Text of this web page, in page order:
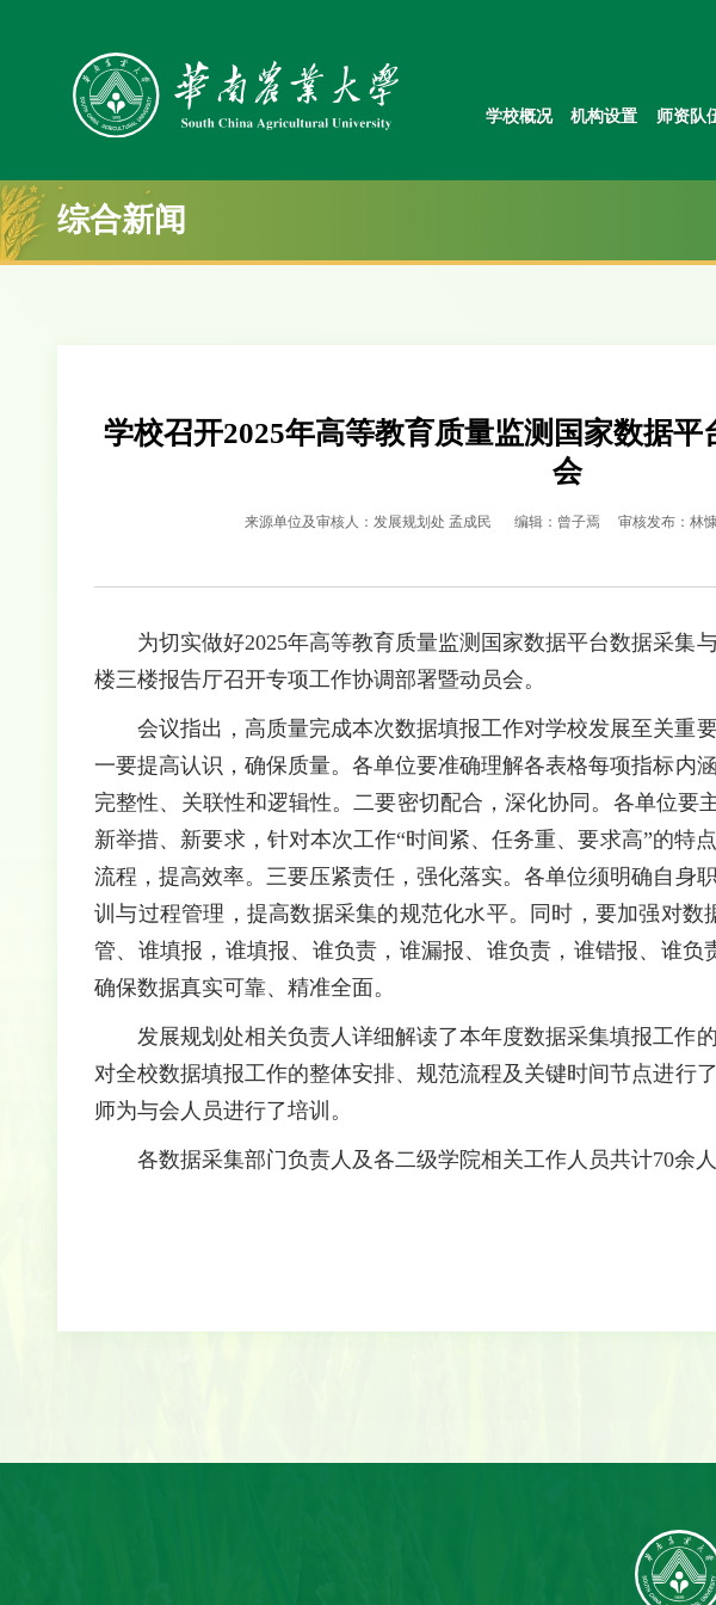
学校概况 机构设置 师资队
综合新闻
学校召开2025年高等教育质量监测国家数据
会
来源单位及审核人：发展规划处 孟成民 编辑：曾子焉 审核发布：林
为切实做好2025年高等教育质量监测国家数据平台数据采集
楼三楼报告厅召开专项工作协调部署暨动员会。
会议指出，高质量完成本次数据填报工作对学校发展至关重
一要提高认识，确保质量。各单位要准确理解各表格每项指标内
完整性、关联性和逻辑性。二要密切配合，深化协同。各单位要
新举措、新要求，针对本次工作“时间紧、任务重、要求高”的特
流程，提高效率。三要压紧责任，强化落实。各单位须明确自身
训与过程管理，提高数据采集的规范化水平。同时，要加强对数
管、谁填报，谁填报、谁负责，谁漏报、谁负责，谁错报、谁负
确保数据真实可靠、精准全面。
发展规划处相关负责人详细解读了本年度数据采集填报工作
对全校数据填报工作的整体安排、规范流程及关键时间节点进行
师为与会人员进行了培训。
各数据采集部门负责人及各二级学院相关工作人员共计70余人